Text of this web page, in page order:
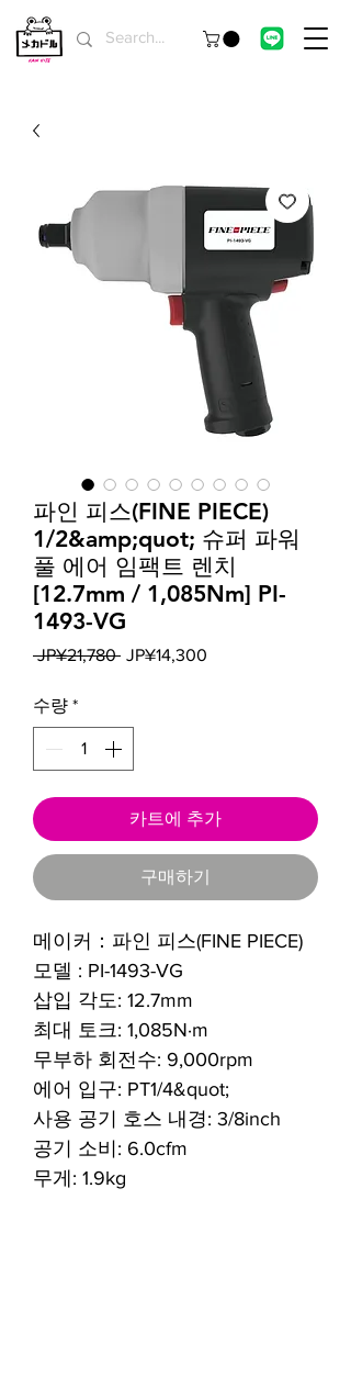
파인 피스(FINE PIECE)
1/2&amp;quot; 슈퍼 파워
풀 에어 임팩트 렌치
[12.7mm / 1,085Nm] PI-
1493-VG
JP¥21,780 일JP¥14,300
수량 *
카트에 추가
구매하기
메이커：파인 피스(FINE PIECE)
모델 : PI-1493-VG
삽입 각도: 12.7mm
최대 토크: 1,085N·m
무부하 회전수: 9,000rpm
에어 입구: PT1/4&quot;
사용 공기 호스 내경: 3/8inch
공기 소비: 6.0cfm
무게: 1.9kg